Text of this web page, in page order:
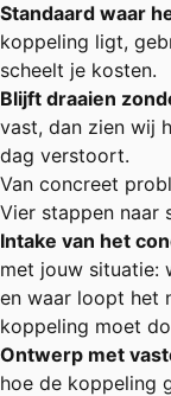
Standaard waar
koppeling ligt,
scheelt je kosten.
Blijft draaien
vast, dan zien wij
dag verstoort.
Van concreet
Vier stappen naar
Intake van het
met jouw situatie:
en waar loopt het
koppeling moet
Ontwerp met
hoe de koppeling